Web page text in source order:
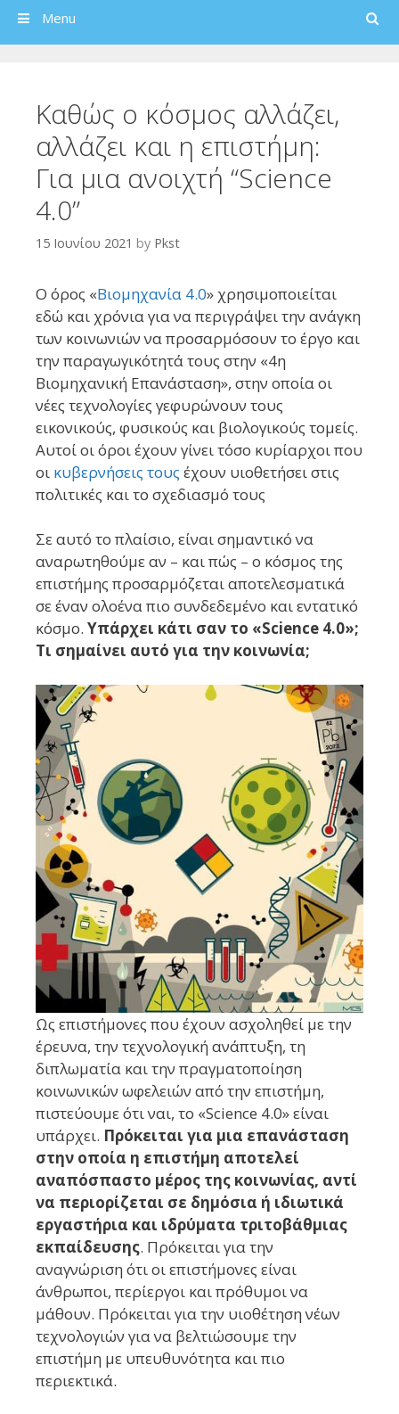
Search
Menu
Καθώς ο κόσμος αλλάζει,
αλλάζει και η επιστήμη:
Για μια ανοιχτή “Science
4.0”
15 Ιουνίου 2021 by Pkst
Ο όρος «Βιομηχανία 4.0» χρησιμοποιείται
εδώ και χρόνια για να περιγράψει την ανάγκη
των κοινωνιών να προσαρμόσουν το έργο και
την παραγωγικότητά τους στην «4η
Βιομηχανική Επανάσταση», στην οποία οι
νέες τεχνολογίες γεφυρώνουν τους
εικονικούς, φυσικούς και βιολογικούς τομείς.
Αυτοί οι όροι έχουν γίνει τόσο κυρίαρχοι που
οι κυβερνήσεις τους έχουν υιοθετήσει στις
πολιτικές και το σχεδιασμό τους
Σε αυτό το πλαίσιο, είναι σημαντικό να
αναρωτηθούμε αν – και πώς – ο κόσμος της
επιστήμης προσαρμόζεται αποτελεσματικά
σε έναν ολοένα πιο συνδεδεμένο και εντατικό
κόσμο. Υπάρχει κάτι σαν το «Science 4.0»;
Τι σημαίνει αυτό για την κοινωνία;
Ως επιστήμονες που έχουν ασχοληθεί με την
έρευνα, την τεχνολογική ανάπτυξη, τη
διπλωματία και την πραγματοποίηση
κοινωνικών ωφελειών από την επιστήμη,
πιστεύουμε ότι ναι, το «Science 4.0» είναι
υπάρχει. Πρόκειται για μια επανάσταση
στην οποία η επιστήμη αποτελεί
αναπόσπαστο μέρος της κοινωνίας, αντί
να περιορίζεται σε δημόσια ή ιδιωτικά
εργαστήρια και ιδρύματα τριτοβάθμιας
εκπαίδευσης. Πρόκειται για την
αναγνώριση ότι οι επιστήμονες είναι
άνθρωποι, περίεργοι και πρόθυμοι να
μάθουν. Πρόκειται για την υιοθέτηση νέων
τεχνολογιών για να βελτιώσουμε την
επιστήμη με υπευθυνότητα και πιο
περιεκτικά.